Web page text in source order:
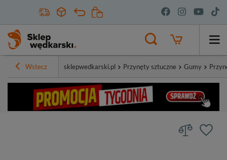
Wstecz sklepwedkarski.pl Przynęty sztuczne Gumy